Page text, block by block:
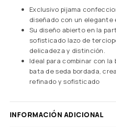
Exclusivo pijama
diseñado con un elegante
Su diseño abierto en la
sofisticado lazo de
delicadeza y distinción.
Ideal para combinar con
bata de seda bordada,
refinado y sofisticado
INFORMACIÓN ADICIONAL